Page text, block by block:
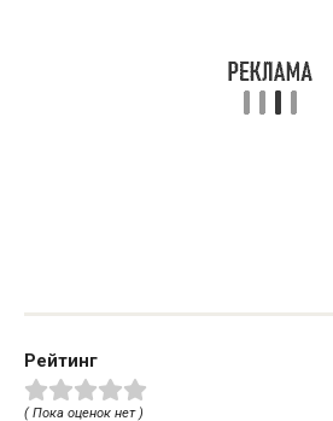
Рейтинг
( Пока оценок нет )